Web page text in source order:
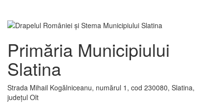
Primăria Municipiului
Slatina
Strada Mihail Kogălniceanu, numărul 1, cod 230080, Slatina,
județul Olt